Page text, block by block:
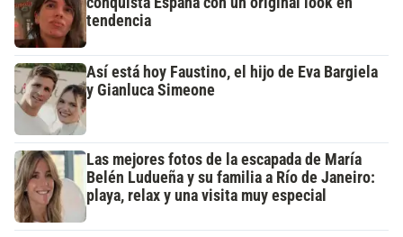
tendencia
Así está hoy Faustino, el hijo de Eva Bargiela
y Gianluca Simeone
Las mejores fotos de la escapada de María
Belén Ludueña y su familia a Río de Janeiro:
playa, relax y una visita muy especial